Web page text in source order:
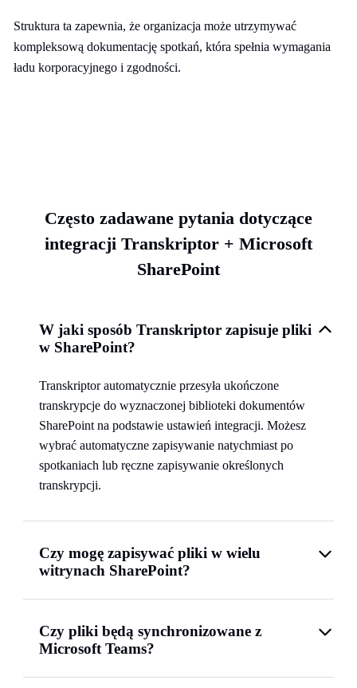
Struktura ta zapewnia, że organizacja może utrzymywać
kompleksową dokumentację spotkań, która spełnia wymagania
ładu korporacyjnego i zgodności.
Często zadawane pytania dotyczące
integracji Transkriptor + Microsoft
SharePoint
W jaki sposób Transkriptor zapisuje pliki
w SharePoint?
Transkriptor automatycznie przesyła ukończone
transkrypcje do wyznaczonej biblioteki dokumentów
SharePoint na podstawie ustawień integracji. Możesz
wybrać automatyczne zapisywanie natychmiast po
spotkaniach lub ręczne zapisywanie określonych
transkrypcji.
Czy mogę zapisywać pliki w wielu
witrynach SharePoint?
Czy pliki będą synchronizowane z
Microsoft Teams?